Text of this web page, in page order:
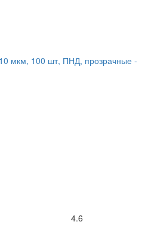
мкм, 100 шт, ПНД, прозрачные -
4.6